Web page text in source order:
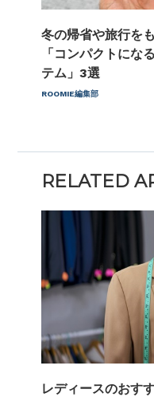
冬の帰省や旅行を
「コンパクトにな
テム」3選
ROOMIE編集部
RELATED
レディースのおす